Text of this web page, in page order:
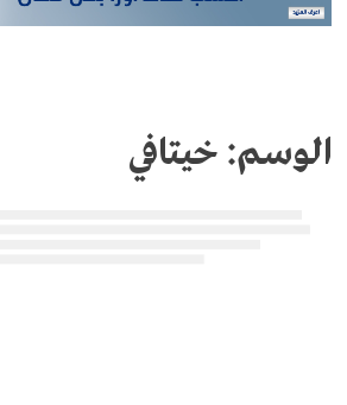
الوسم: خيتافي